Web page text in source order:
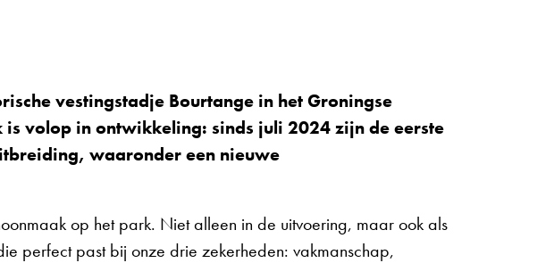
vestingstadje Bourtange in het Groningse
volop in ontwikkeling: sinds juli 2024 zijn de eerste
waaronder een nieuwe
op het park. Niet alleen in de uitvoering, maar ook als
perfect past bij onze drie zekerheden: vakmanschap,